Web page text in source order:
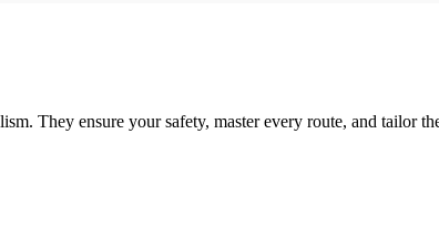
They ensure your safety, master every route, and tailor